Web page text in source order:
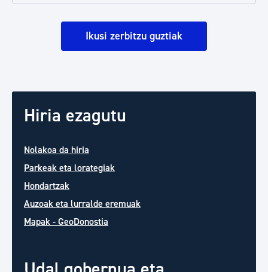
Ikusi zerbitzu guztiak
Hiria ezagutu
Nolakoa da hiria
Parkeak eta lorategiak
Hondartzak
Auzoak eta lurralde eremuak
Mapak - GeoDonostia